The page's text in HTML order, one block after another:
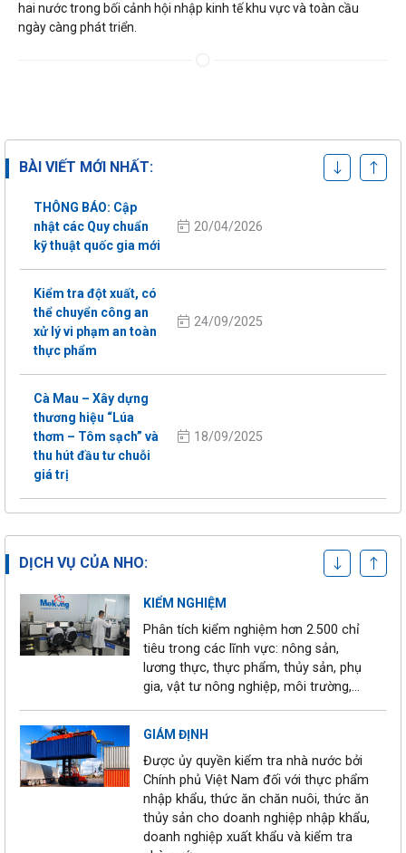
hai nước trong bối cảnh hội nhập kinh tế khu vực và toàn cầu
ngày càng phát triển.
BÀI VIẾT MỚI NHẤT:
– VietGAP Trồng trọt
từ 01/08/2026
THÔNG BÁO: Cập
nhật các Quy chuẩn
kỹ thuật quốc gia mới
20/04/2026
Kiểm tra đột xuất, có
thể chuyển công an
xử lý vi phạm an toàn
thực phẩm
24/09/2025
Cà Mau – Xây dựng
thương hiệu “Lúa
thơm – Tôm sạch” và
thu hút đầu tư chuỗi
giá trị
18/09/2025
kiểm nghiệm: Gần
gây rối loạn nội tiết và
trao đổi chất
"Cuộc chiến" chống
thách thức lớn
30/08/2025
Tăng cường quản lý
cơ sở kinh doanh
23/08/2025
DỊCH VỤ CỦA NHO:
Chứng nhận hơn 36 tiêu chuẩn trong
và ngoài nước cho trang trại và nhà
KIỂM NGHIỆM
Phân tích kiểm nghiệm hơn 2.500 chỉ
tiêu trong các lĩnh vực: nông sản,
lương thực, thực phẩm, thủy sản, phụ
gia, vật tư nông nghiệp, môi trường,…
GIÁM ĐỊNH
Được ủy quyền kiểm tra nhà nước bởi
Chính phủ Việt Nam đối với thực phẩm
nhập khẩu, thức ăn chăn nuôi, thức ăn
thủy sản cho doanh nghiệp nhập khẩu,
doanh nghiệp xuất khẩu và kiểm tra